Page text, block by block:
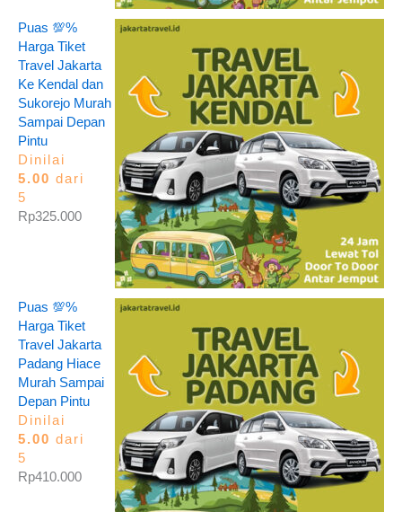
Puas 💯%
Harga Tiket
Travel Jakarta
Ke Kendal dan
Sukorejo Murah
Sampai Depan
Pintu
Dinilai
5.00 dari
5
Rp325.000
Puas 💯%
Harga Tiket
Travel Jakarta
Padang Hiace
Murah Sampai
Depan Pintu
Dinilai
5.00 dari
5
Rp410.000